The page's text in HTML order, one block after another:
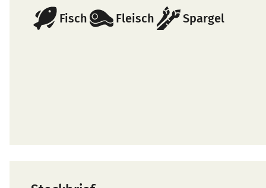
Fisch Fleisch Spargel